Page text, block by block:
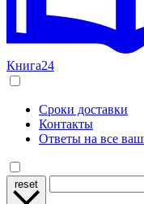
Книга24
Сроки доставки
Контакты
Ответы на все
reset